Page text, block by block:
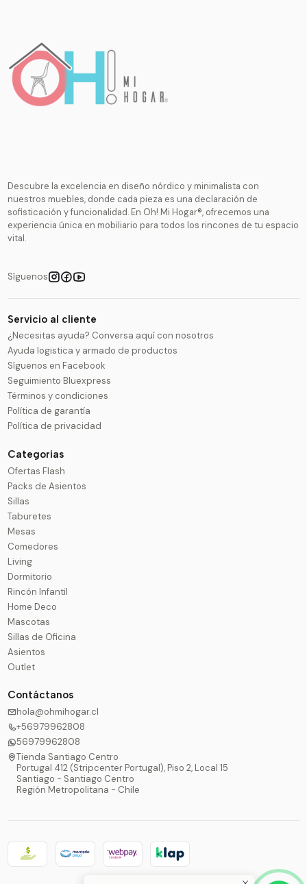
Descubre la excelencia en diseño nórdico y minimalista con
nuestros muebles, donde cada pieza es una declaración de
sofisticación y funcionalidad. En Oh! Mi Hogar®, ofrecemos una
experiencia única en mobiliario para todos los rincones de tu espacio
vital.
Síguenos
Servicio al cliente
¿Necesitas ayuda? Conversa aquí con nosotros
Ayuda logistica y armado de productos
Síguenos en Facebook
Seguimiento Bluexpress
Términos y condiciones
Política de garantía
Política de privacidad
Categorias
Ofertas Flash
Packs de Asientos
Sillas
Taburetes
Mesas
Comedores
Living
Dormitorio
Rincón Infantil
Home Deco
Mascotas
Sillas de Oficina
Asientos
Outlet
Contáctanos
hola@ohmihogar.cl
+56979962808
56979962808
Tienda Santiago Centro
Portugal 412 (Stripcenter Portugal), Piso 2, Local 15
Santiago - Santiago Centro
Región Metropolitana - Chile